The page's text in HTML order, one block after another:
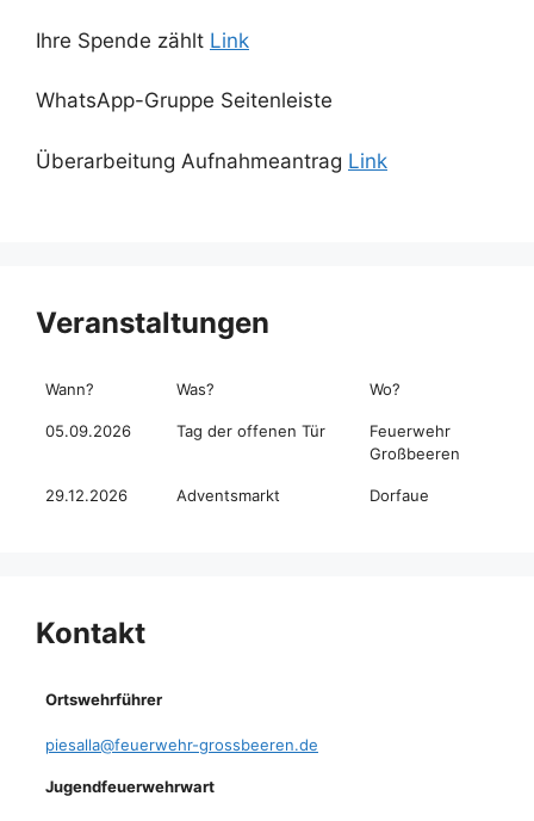
Ihre Spende zählt Link
WhatsApp-Gruppe Seitenleiste
Überarbeitung Aufnahmeantrag Link
Veranstaltungen
Wann? Was? Wo?
05.09.2026 Tag der offenen Tür
Feuerwehr
Großbeeren
29.12.2026 Adventsmarkt Dorfaue
Kontakt
Ortswehrführer
piesalla@feuerwehr-grossbeeren.de
Jugendfeuerwehrwart